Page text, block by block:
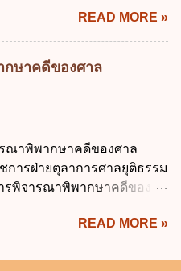
การลาของข้าราชการ พ.ศ.
ข้าราชการที่รับราชการติดต่อ
กว่า 10 ปี มีสิทธินำวันลาพัก
วันลาพักผ่อนในปีปัจจุบันได้
มคู่สมรส ต้องมีระยะเวลาไม่
ดเพื่อมิให้มีผลเป็นการลา
ก. ไม่เกิน 2 ปี ข. ไม่เกิน 3...
ที่เป็น ธรรมดาการค้าขาย
โดยพิจารณาตามสภาพแห่ง
ะเพณีทางการค้า -หุ้นส่วน
จะมีมูลเหตุจูงใจเพราะทุจริต
จึงเป็นไปตามหลักกฎหมาย
หนี้ร่วมตามม.291 เพื่อ
มิด 1.1) กรณีห้างหุ้นส่วน
ชำระหนี้ เจ้าหนี้ของห้างฯ
ผู้เป็นหุ้นส่วนคนใคคนหนึ่ง
การที่จะบังคับเอาแก่ห้างนั้น
READ MORE »
กษาคดีของศาล
ณาพิพากษาคดีของศาล
การฝ่ายตุลาการศาลยุติธรรม
รพิจารณาพิพากษาคดีของ
ตั้งแต่วันที่ 24 มกราคม 2566
คดี ให้จำแนกลักษณะหรือ
READ MORE »